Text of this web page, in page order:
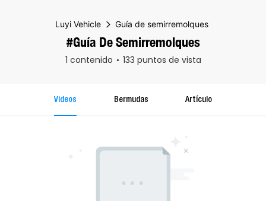
Luyi Vehicle Guía de semirremolques
#Guía De Semirremolques
1 contenido 133 puntos de vista
Videos Bermudas Artículo